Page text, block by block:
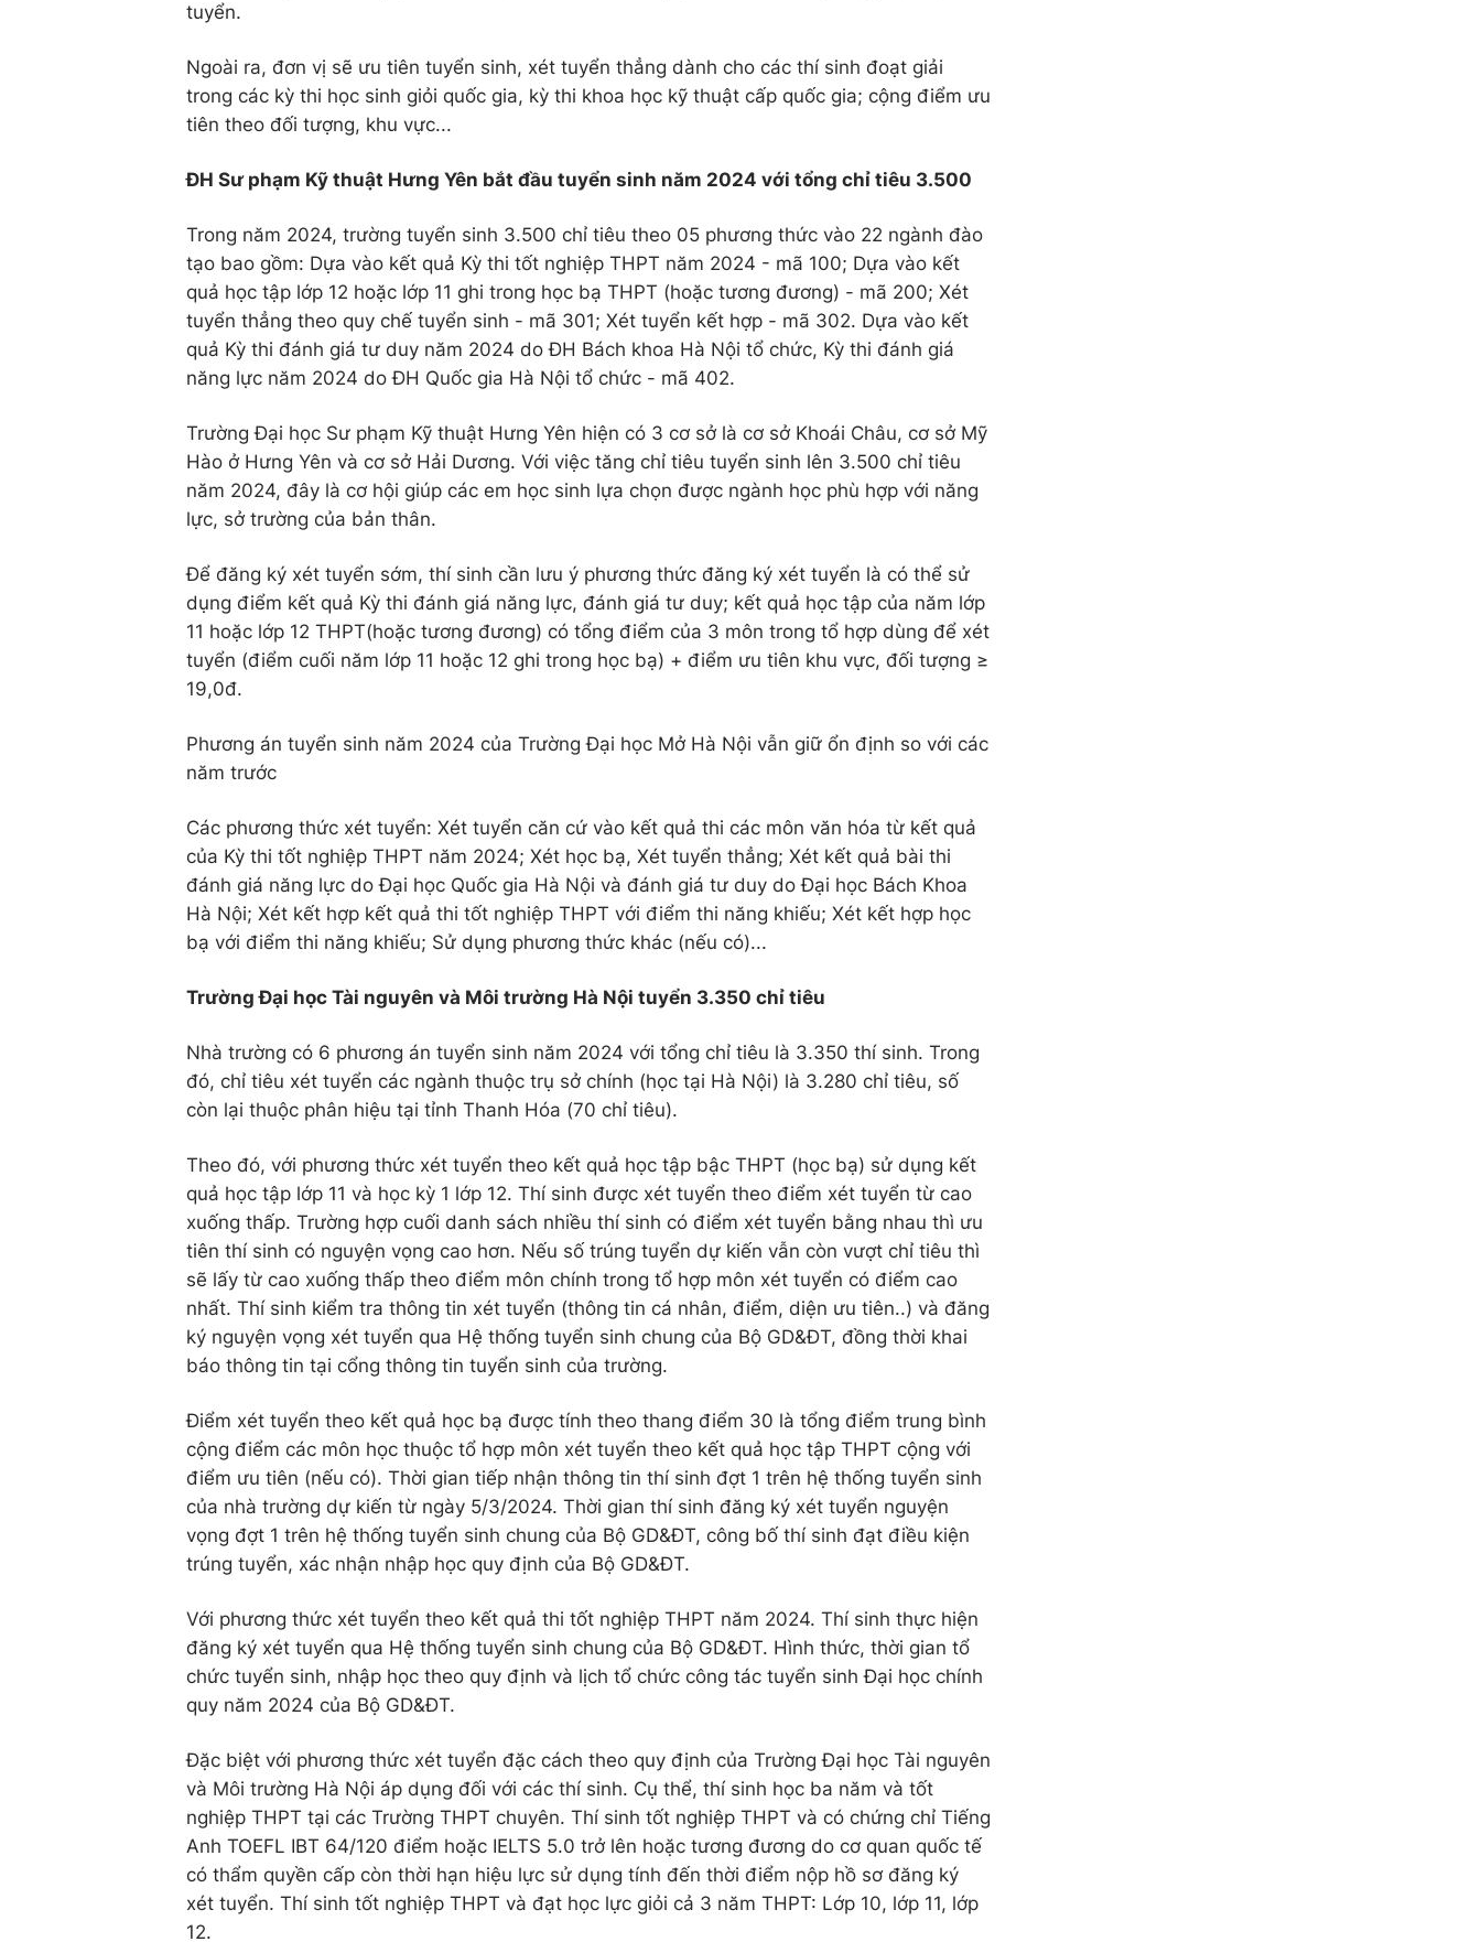
tuyển.
Ngoài ra, đơn vị sẽ ưu tiên tuyển sinh, xét tuyển thẳng dành cho các thí sinh đoạt giải
trong các kỳ thi học sinh giỏi quốc gia, kỳ thi khoa học kỹ thuật cấp quốc gia; cộng điểm ưu
tiên theo đối tượng, khu vực...
ĐH Sư phạm Kỹ thuật Hưng Yên bắt đầu tuyển sinh năm 2024 với tổng chỉ tiêu 3.500
Trong năm 2024, trường tuyển sinh 3.500 chỉ tiêu theo 05 phương thức vào 22 ngành đào
tạo bao gồm: Dựa vào kết quả Kỳ thi tốt nghiệp THPT năm 2024 - mã 100; Dựa vào kết
quả học tập lớp 12 hoặc lớp 11 ghi trong học bạ THPT (hoặc tương đương) - mã 200; Xét
tuyển thẳng theo quy chế tuyển sinh - mã 301; Xét tuyển kết hợp - mã 302. Dựa vào kết
quả Kỳ thi đánh giá tư duy năm 2024 do ĐH Bách khoa Hà Nội tổ chức, Kỳ thi đánh giá
năng lực năm 2024 do ĐH Quốc gia Hà Nội tổ chức - mã 402.
Trường Đại học Sư phạm Kỹ thuật Hưng Yên hiện có 3 cơ sở là cơ sở Khoái Châu, cơ sở Mỹ
Hào ở Hưng Yên và cơ sở Hải Dương. Với việc tăng chỉ tiêu tuyển sinh lên 3.500 chỉ tiêu
năm 2024, đây là cơ hội giúp các em học sinh lựa chọn được ngành học phù hợp với năng
lực, sở trường của bản thân.
Để đăng ký xét tuyển sớm, thí sinh cần lưu ý phương thức đăng ký xét tuyển là có thể sử
dụng điểm kết quả Kỳ thi đánh giá năng lực, đánh giá tư duy; kết quả học tập của năm lớp
11 hoặc lớp 12 THPT(hoặc tương đương) có tổng điểm của 3 môn trong tổ hợp dùng để xét
tuyển (điểm cuối năm lớp 11 hoặc 12 ghi trong học bạ) + điểm ưu tiên khu vực, đối tượng ≥
19,0đ.
Phương án tuyển sinh năm 2024 của Trường Đại học Mở Hà Nội vẫn giữ ổn định so với các
năm trước
Các phương thức xét tuyển: Xét tuyển căn cứ vào kết quả thi các môn văn hóa từ kết quả
của Kỳ thi tốt nghiệp THPT năm 2024; Xét học bạ, Xét tuyển thẳng; Xét kết quả bài thi
đánh giá năng lực do Đại học Quốc gia Hà Nội và đánh giá tư duy do Đại học Bách Khoa
Hà Nội; Xét kết hợp kết quả thi tốt nghiệp THPT với điểm thi năng khiếu; Xét kết hợp học
bạ với điểm thi năng khiếu; Sử dụng phương thức khác (nếu có)...
Trường Đại học Tài nguyên và Môi trường Hà Nội tuyển 3.350 chỉ tiêu
Nhà trường có 6 phương án tuyển sinh năm 2024 với tổng chỉ tiêu là 3.350 thí sinh. Trong
đó, chỉ tiêu xét tuyển các ngành thuộc trụ sở chính (học tại Hà Nội) là 3.280 chỉ tiêu, số
còn lại thuộc phân hiệu tại tỉnh Thanh Hóa (70 chỉ tiêu).
Theo đó, với phương thức xét tuyển theo kết quả học tập bậc THPT (học bạ) sử dụng kết
quả học tập lớp 11 và học kỳ 1 lớp 12. Thí sinh được xét tuyển theo điểm xét tuyển từ cao
xuống thấp. Trường hợp cuối danh sách nhiều thí sinh có điểm xét tuyển bằng nhau thì ưu
tiên thí sinh có nguyện vọng cao hơn. Nếu số trúng tuyển dự kiến vẫn còn vượt chỉ tiêu thì
sẽ lấy từ cao xuống thấp theo điểm môn chính trong tổ hợp môn xét tuyển có điểm cao
nhất. Thí sinh kiểm tra thông tin xét tuyển (thông tin cá nhân, điểm, diện ưu tiên..) và đăng
ký nguyện vọng xét tuyển qua Hệ thống tuyển sinh chung của Bộ GD&ĐT, đồng thời khai
báo thông tin tại cổng thông tin tuyển sinh của trường.
Điểm xét tuyển theo kết quả học bạ được tính theo thang điểm 30 là tổng điểm trung bình
cộng điểm các môn học thuộc tổ hợp môn xét tuyển theo kết quả học tập THPT cộng với
điểm ưu tiên (nếu có). Thời gian tiếp nhận thông tin thí sinh đợt 1 trên hệ thống tuyển sinh
của nhà trường dự kiến từ ngày 5/3/2024. Thời gian thí sinh đăng ký xét tuyển nguyện
vọng đợt 1 trên hệ thống tuyển sinh chung của Bộ GD&ĐT, công bố thí sinh đạt điều kiện
trúng tuyển, xác nhận nhập học quy định của Bộ GD&ĐT.
Với phương thức xét tuyển theo kết quả thi tốt nghiệp THPT năm 2024. Thí sinh thực hiện
đăng ký xét tuyển qua Hệ thống tuyển sinh chung của Bộ GD&ĐT. Hình thức, thời gian tổ
chức tuyển sinh, nhập học theo quy định và lịch tổ chức công tác tuyển sinh Đại học chính
quy năm 2024 của Bộ GD&ĐT.
Đặc biệt với phương thức xét tuyển đặc cách theo quy định của Trường Đại học Tài nguyên
và Môi trường Hà Nội áp dụng đối với các thí sinh. Cụ thể, thí sinh học ba năm và tốt
nghiệp THPT tại các Trường THPT chuyên. Thí sinh tốt nghiệp THPT và có chứng chỉ Tiếng
Anh TOEFL IBT 64/120 điểm hoặc IELTS 5.0 trở lên hoặc tương đương do cơ quan quốc tế
có thẩm quyền cấp còn thời hạn hiệu lực sử dụng tính đến thời điểm nộp hồ sơ đăng ký
xét tuyển. Thí sinh tốt nghiệp THPT và đạt học lực giỏi cả 3 năm THPT: Lớp 10, lớp 11, lớp
12.